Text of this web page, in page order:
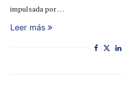
impulsada por …
Leer más